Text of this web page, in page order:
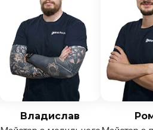
Владислав